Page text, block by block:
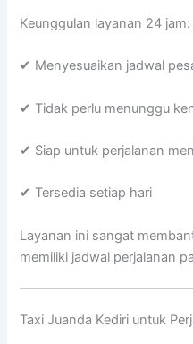
Keunggulan layanan 24 jam:
✔ Menyesuaikan jadwal
✔ Tidak perlu menunggu
✔ Siap untuk perjalanan
✔ Tersedia setiap hari
Layanan ini sangat
memiliki jadwal perjalanan
Taxi Juanda Kediri untuk